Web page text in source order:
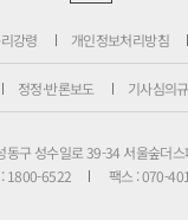
강령 개인정보처리방침
정정·반론보도 기사심의
동구 성수일로 39-34 서울숲더
1800-6522
팩스 : 070-